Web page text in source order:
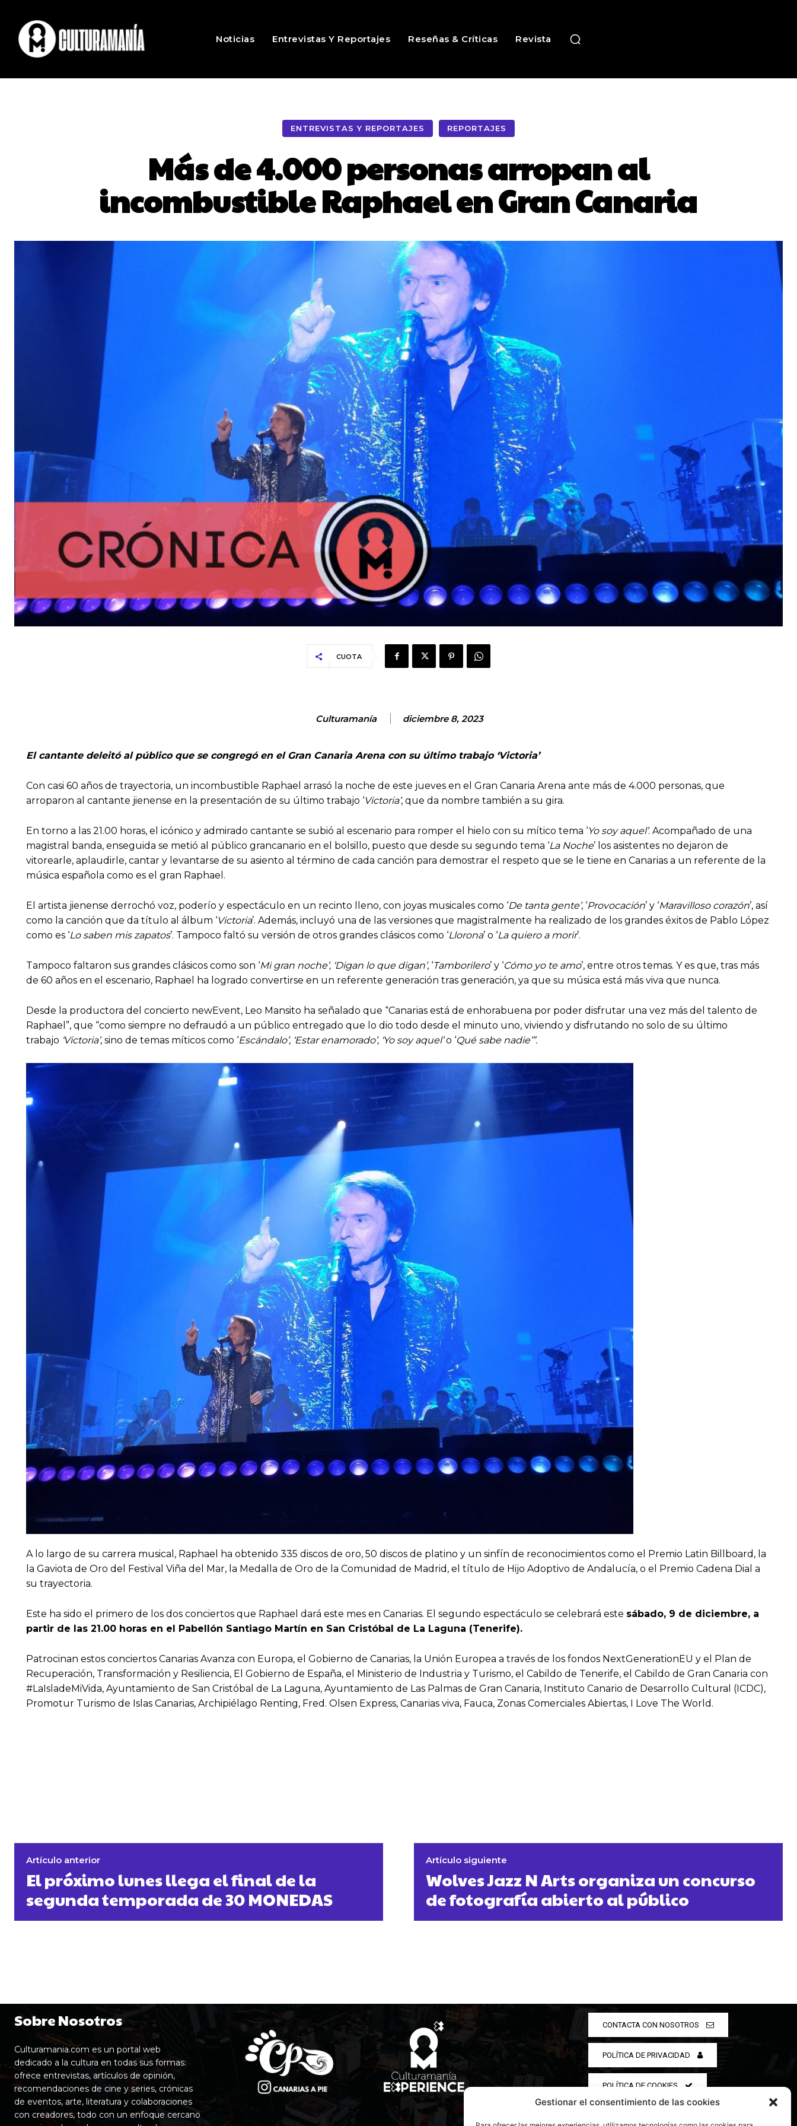
Gestionar el consentimiento de las cookies
Noticias Entrevistas Y Reportajes Reseñas & Críticas Revista
ENTREVISTAS Y REPORTAJES REPORTAJES
Más de 4.000 personas arropan al
incombustible Raphael en Gran Canaria
CUOTA
Culturamanía diciembre 8, 2023
El cantante deleitó al público que se congregó en el Gran Canaria Arena con su último trabajo ‘Victoria’
Con casi 60 años de trayectoria, un incombustible Raphael arrasó la noche de este jueves en el Gran Canaria Arena ante más de 4.000 personas, que
arroparon al cantante jienense en la presentación de su último trabajo ‘Victoria’, que da nombre también a su gira.
En torno a las 21.00 horas, el icónico y admirado cantante se subió al escenario para romper el hielo con su mítico tema ‘Yo soy aquel’. Acompañado de una
magistral banda, enseguida se metió al público grancanario en el bolsillo, puesto que desde su segundo tema ‘La Noche’ los asistentes no dejaron de
vitorearle, aplaudirle, cantar y levantarse de su asiento al término de cada canción para demostrar el respeto que se le tiene en Canarias a un referente de la
música española como es el gran Raphael.
El artista jienense derrochó voz, poderío y espectáculo en un recinto lleno, con joyas musicales como ‘De tanta gente’, ‘Provocación’ y ‘Maravilloso corazón’, así
como la canción que da título al álbum ‘Victoria’. Además, incluyó una de las versiones que magistralmente ha realizado de los grandes éxitos de Pablo López
como es ‘Lo saben mis zapatos’. Tampoco faltó su versión de otros grandes clásicos como ‘Llorona’ o ‘La quiero a morir’.
Tampoco faltaron sus grandes clásicos como son ‘Mi gran noche’, ‘Digan lo que digan’, ‘Tamborilero’ y ‘Cómo yo te amo’, entre otros temas. Y es que, tras más
de 60 años en el escenario, Raphael ha logrado convertirse en un referente generación tras generación, ya que su música está más viva que nunca.
Desde la productora del concierto newEvent, Leo Mansito ha señalado que “Canarias está de enhorabuena por poder disfrutar una vez más del talento de
Raphael”, que “como siempre no defraudó a un público entregado que lo dio todo desde el minuto uno, viviendo y disfrutando no solo de su último
trabajo ‘Victoria’, sino de temas míticos como ‘Escándalo’, ‘Estar enamorado’, ‘Yo soy aquel’o ‘Qué sabe nadie’”.
A lo largo de su carrera musical, Raphael ha obtenido 335 discos de oro, 50 discos de platino y un sinfín de reconocimientos como el Premio Latin Billboard, la
la Gaviota de Oro del Festival Viña del Mar, la Medalla de Oro de la Comunidad de Madrid, el título de Hijo Adoptivo de Andalucía, o el Premio Cadena Dial a
su trayectoria.
Este ha sido el primero de los dos conciertos que Raphael dará este mes en Canarias. El segundo espectáculo se celebrará este sábado, 9 de diciembre, a
partir de las 21.00 horas en el Pabellón Santiago Martín en San Cristóbal de La Laguna (Tenerife).
Patrocinan estos conciertos Canarias Avanza con Europa, el Gobierno de Canarias, la Unión Europea a través de los fondos NextGenerationEU y el Plan de
Recuperación, Transformación y Resiliencia, El Gobierno de España, el Ministerio de Industria y Turismo, el Cabildo de Tenerife, el Cabildo de Gran Canaria con
#LaIsladeMiVida, Ayuntamiento de San Cristóbal de La Laguna, Ayuntamiento de Las Palmas de Gran Canaria, Instituto Canario de Desarrollo Cultural (ICDC),
Promotur Turismo de Islas Canarias, Archipiélago Renting, Fred. Olsen Express, Canarias viva, Fauca, Zonas Comerciales Abiertas, I Love The World.
Artículo anterior
El próximo lunes llega el final de la
segunda temporada de 30 MONEDAS
Artículo siguiente
Wolves Jazz N Arts organiza un concurso
de fotografía abierto al público
Sobre Nosotros
Culturamania.com es un portal web
dedicado a la cultura en todas sus formas:
ofrece entrevistas, artículos de opinión,
recomendaciones de cine y series, crónicas
de eventos, arte, literatura y colaboraciones
con creadores, todo con un enfoque cercano
CONTACTA CON NOSOTROS
POLÍTICA DE PRIVACIDAD
POLÍTICA DE COOKIES